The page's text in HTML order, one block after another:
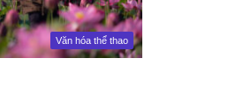
Văn hóa thể thao